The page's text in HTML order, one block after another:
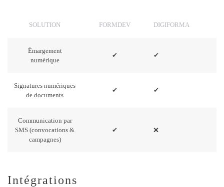
SOLUTION FORMDEV DIGIFORMA
Émargement
numérique
✔ ✔
Signatures numériques
de documents
✔ ✔
Communication par
SMS (convocations &
campagnes)
✔ ❌
Intégrations